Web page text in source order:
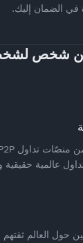
في الضمان إليك.
من شخص